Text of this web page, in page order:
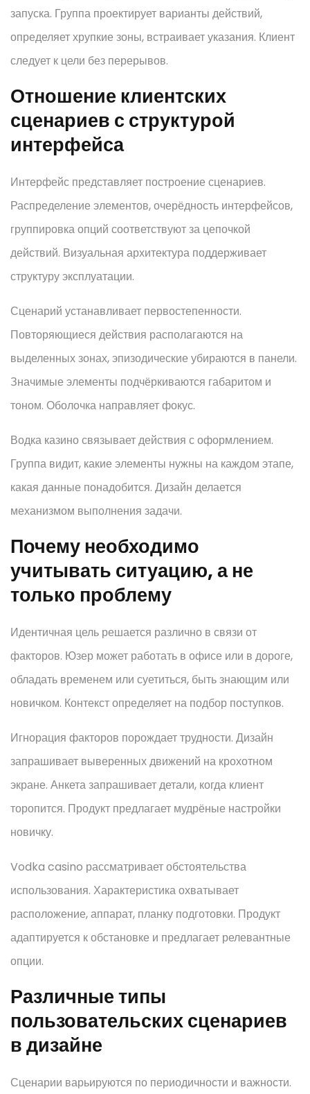
запуска. Группа проектирует варианты действий,
определяет хрупкие зоны, встраивает указания. Клиент
следует к цели без перерывов.
Отношение клиентских
сценариев с структурой
интерфейса
Интерфейс представляет построение сценариев.
Распределение элементов, очерёдность интерфейсов,
группировка опций соответствуют за цепочкой
действий. Визуальная архитектура поддерживает
структуру эксплуатации.
Сценарий устанавливает первостепенности.
Повторяющиеся действия располагаются на
выделенных зонах, эпизодические убираются в панели.
Значимые элементы подчёркиваются габаритом и
тоном. Оболочка направляет фокус.
Водка казино связывает действия с оформлением.
Группа видит, какие элементы нужны на каждом этапе,
какая данные понадобится. Дизайн делается
механизмом выполнения задачи.
Почему необходимо
учитывать ситуацию, а не
только проблему
Идентичная цель решается различно в связи от
факторов. Юзер может работать в офисе или в дороге,
обладать временем или суетиться, быть знающим или
новичком. Контекст определяет на подбор поступков.
Игнорация факторов порождает трудности. Дизайн
запрашивает выверенных движений на крохотном
экране. Анкета запрашивает детали, когда клиент
торопится. Продукт предлагает мудрёные настройки
новичку.
Vodka casino рассматривает обстоятельства
использования. Характеристика охватывает
расположение, аппарат, планку подготовки. Продукт
адаптируется к обстановке и предлагает релевантные
опции.
Различные типы
пользовательских сценариев
в дизайне
Сценарии варьируются по периодичности и важности.